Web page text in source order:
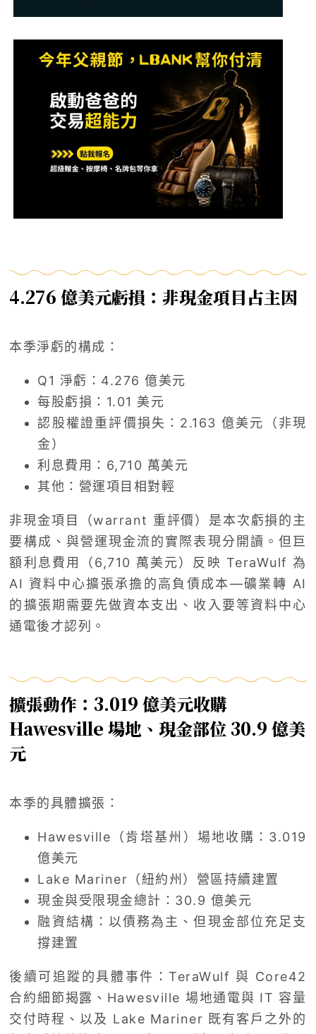
4.276 億美元虧損：非現金項目占主因
本季淨虧的構成：
Q1 淨虧：4.276 億美元
每股虧損：1.01 美元
認股權證重評價損失：2.163 億美元（非現
金）
利息費用：6,710 萬美元
其他：營運項目相對輕
非現金項目（warrant 重評價）是本次虧損的主
要構成、與營運現金流的實際表現分開讀。但巨
額利息費用（6,710 萬美元）反映 TeraWulf 為
AI 資料中心擴張承擔的高負債成本—礦業轉 AI
的擴張期需要先做資本支出、收入要等資料中心
通電後才認列。
擴張動作：3.019 億美元收購
Hawesville 場地、現金部位 30.9 億美
元
本季的具體擴張：
Hawesville（肯塔基州）場地收購：3.019
億美元
Lake Mariner（紐約州）營區持續建置
現金與受限現金總計：30.9 億美元
融資結構：以債務為主、但現金部位充足支
撐建置
後續可追蹤的具體事件：TeraWulf 與 Core42
合約細節揭露、Hawesville 場地通電與 IT 容量
交付時程、以及 Lake Mariner 既有客戶之外的